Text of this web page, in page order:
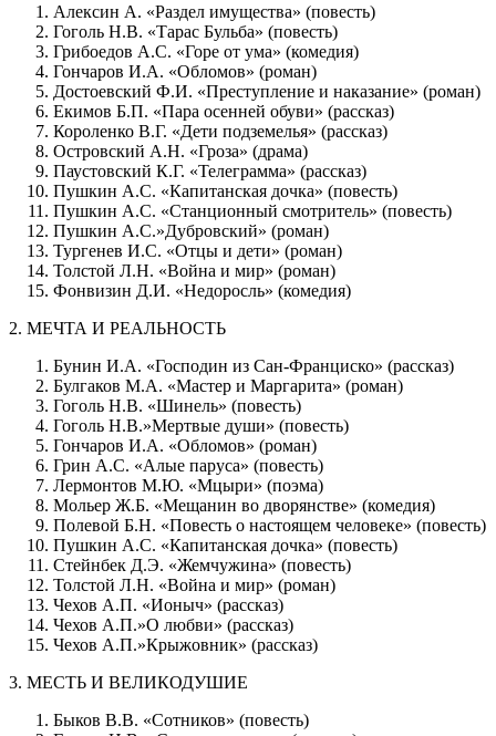
Алексин А. «Раздел имущества» (повесть)
Гоголь Н.В. «Тарас Бульба» (повесть)
Грибоедов А.С. «Горе от ума» (комедия)
Гончаров И.А. «Обломов» (роман)
Достоевский Ф.И. «Преступление и наказание» (роман)
Екимов Б.П. «Пара осенней обуви» (рассказ)
Короленко В.Г. «Дети подземелья» (рассказ)
Островский А.Н. «Гроза» (драма)
Паустовский К.Г. «Телеграмма» (рассказ)
Пушкин А.С. «Капитанская дочка» (повесть)
Пушкин А.С. «Станционный смотритель» (повесть)
Пушкин А.С.»Дубровский» (роман)
Тургенев И.С. «Отцы и дети» (роман)
Толстой Л.Н. «Война и мир» (роман)
Фонвизин Д.И. «Недоросль» (комедия)
2. МЕЧТА И РЕАЛЬНОСТЬ
Бунин И.А. «Господин из Сан-Франциско» (рассказ)
Булгаков М.А. «Мастер и Маргарита» (роман)
Гоголь Н.В. «Шинель» (повесть)
Гоголь Н.В.»Мертвые души» (повесть)
Гончаров И.А. «Обломов» (роман)
Грин А.С. «Алые паруса» (повесть)
Лермонтов М.Ю. «Мцыри» (поэма)
Мольер Ж.Б. «Мещанин во дворянстве» (комедия)
Полевой Б.Н. «Повесть о настоящем человеке» (повесть)
Пушкин А.С. «Капитанская дочка» (повесть)
Стейнбек Д.Э. «Жемчужина» (повесть)
Толстой Л.Н. «Война и мир» (роман)
Чехов А.П. «Ионыч» (рассказ)
Чехов А.П.»О любви» (рассказ)
Чехов А.П.»Крыжовник» (рассказ)
3. МЕСТЬ И ВЕЛИКОДУШИЕ
Быков В.В. «Сотников» (повесть)